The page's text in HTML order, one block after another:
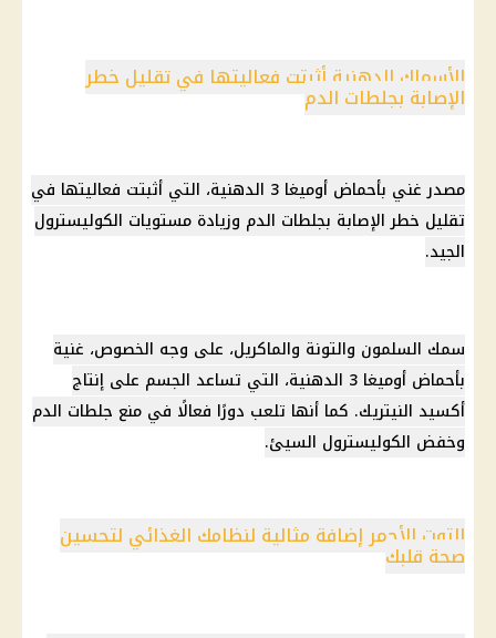
الأسماك الدهنية أثبتت فعاليتها في تقليل خطر
الإصابة بجلطات الدم
مصدر غني بأحماض أوميغا 3 الدهنية، التي أثبتت فعاليتها في
تقليل خطر الإصابة بجلطات الدم وزيادة مستويات الكوليسترول
الجيد.
سمك السلمون والتونة والماكريل، على وجه الخصوص، غنية
بأحماض أوميغا 3 الدهنية، التي تساعد الجسم على إنتاج
أكسيد النيتريك. كما أنها تلعب دورًا فعالًا في منع جلطات الدم
وخفض الكوليسترول السيئ.
التوت الأحمر إضافة مثالية لنظامك الغذائي لتحسين
صحة قلبك